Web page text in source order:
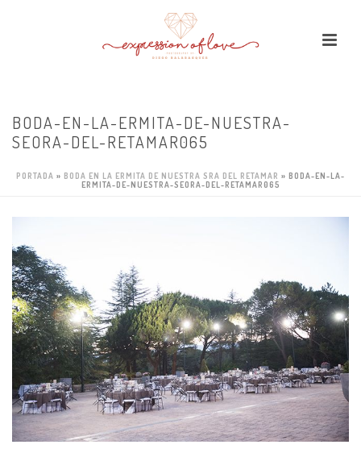
BODA-EN-LA-ERMITA-DE-NUESTRA-
SEORA-DEL-RETAMAR065
PORTADA » BODA EN LA ERMITA DE NUESTRA SRA DEL RETAMAR » BODA-EN-LA-
ERMITA-DE-NUESTRA-SEORA-DEL-RETAMAR065